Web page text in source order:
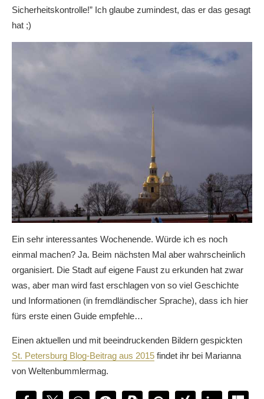
Sicherheitskontrolle!” Ich glaube zumindest, das er das gesagt
hat ;)
Ein sehr interessantes Wochenende. Würde ich es noch
einmal machen? Ja. Beim nächsten Mal aber wahrscheinlich
organisiert. Die Stadt auf eigene Faust zu erkunden hat zwar
was, aber man wird fast erschlagen von so viel Geschichte
und Informationen (in fremdländischer Sprache), dass ich hier
fürs erste einen Guide empfehle…
Einen aktuellen und mit beeindruckenden Bildern gespickten
St. Petersburg Blog-Beitrag aus 2015 findet ihr bei Marianna
von Weltenbummlermag.